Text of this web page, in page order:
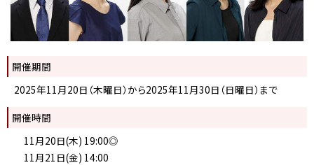
開催期間
2025年11月20日（木曜日）から2025年11月30日（日曜日）まで
開催時間
11月20日(木) 19:00◎
11月21日(金) 14:00